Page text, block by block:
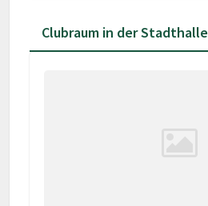
Clubraum in der Stadthalle